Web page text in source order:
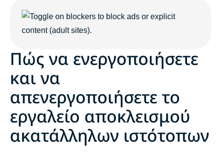
Πώς να ενεργοποιήσετε
και να
απενεργοποιήσετε το
εργαλείο αποκλεισμού
ακατάλληλων ιστότοπων